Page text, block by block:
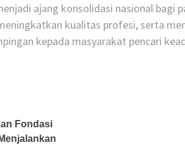
ajang konsolidasi nasional bagi
kualitas profesi, serta
kepada masyarakat pencari
Fondasi